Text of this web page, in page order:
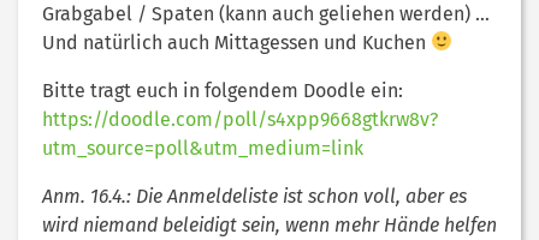
Grabgabel / Spaten (kann auch geliehen werden) …
Und natürlich auch Mittagessen und Kuchen
Bitte tragt euch in folgendem Doodle ein:
https://doodle.com/poll/s4xpp9668gtkrw8v?
utm_source=poll&utm_medium=link
Anm. 16.4.: Die Anmeldeliste ist schon voll, aber es
wird niemand beleidigt sein, wenn mehr Hände helfen